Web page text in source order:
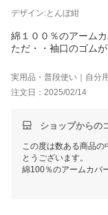
デザイン:とんぼ紺
綿１００％のアーム
ただ・・袖口のゴム
実用品・普段使い｜自分
注文日：2025/02/14
ショップからの
この度は数ある商品
とうございます。
綿100％のアームカバ